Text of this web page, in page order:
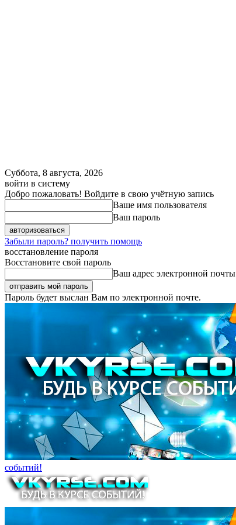
Суббота, 8 августа, 2026
войти в систему
Добро пожаловать! Войдите в свою учётную запись
Ваше имя пользователя
Ваш пароль
Забыли пароль? получить помощь
восстановление пароля
Восстановите свой пароль
Ваш адрес электронной почты
Пароль будет выслан Вам по электронной почте.
событий!